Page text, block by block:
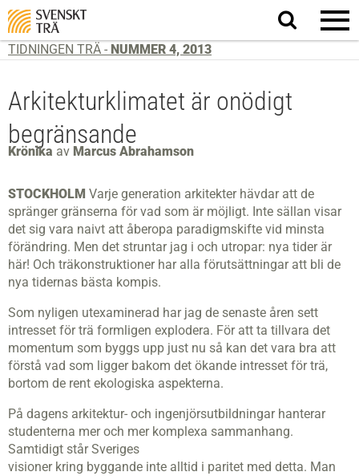
Sök
på
TIDNINGEN TRÄ - NUMMER 4, 2013
Arkitektur­klimatet är onödigt
begränsande
Krönika av Marcus Abrahamson
STOCKHOLM Varje generation arkitekter hävdar att de
spränger gränserna för vad som är möjligt. Inte sällan visar
det sig vara naivt att åberopa paradigmskifte vid minsta
förändring. Men det struntar jag i och utropar: nya tider är
här! Och träkonstruktioner har alla förutsättningar att bli de
nya tidernas bästa kompis.
Som nyligen utexaminerad har jag de senaste åren sett
intresset för trä formligen explodera. För att ta tillvara det
momentum som byggs upp just nu så kan det vara bra att
förstå vad som ligger bakom det ökande intresset för trä,
bortom de rent ekologiska aspekterna.
På dagens arkitektur- och ingenjörsutbildningar hanterar
studenterna mer och mer komplexa sammanhang.
Samtidigt står Sveriges
visioner kring byggande inte alltid i paritet med detta. Man